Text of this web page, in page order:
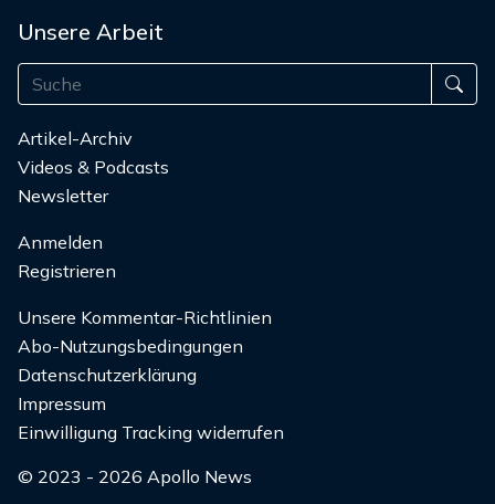
Unsere Arbeit
Artikel-Archiv
Videos & Podcasts
Newsletter
Anmelden
Registrieren
Unsere Kommentar-Richtlinien
Abo-Nutzungsbedingungen
Datenschutzerklärung
Impressum
Einwilligung Tracking widerrufen
© 2023 - 2026 Apollo News